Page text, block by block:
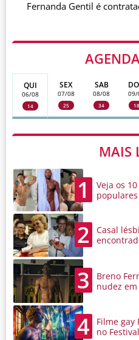
QUI
06/08
14
SEX
07/08
25
SAB
08/08
34
09/
18
MAIS
1
Veja os
2
Casal
3
Breno
nudez
4
Filme gay
no
Fernanda Gentil é